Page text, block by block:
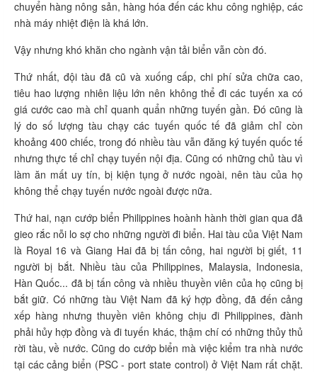
chuyển hàng nông sản, hàng hóa đến các khu công nghiệp, các
nhà máy nhiệt điện là khá lớn.
Vậy nhưng khó khăn cho ngành vận tải biển vẫn còn đó.
Thứ nhất, đội tàu đã cũ và xuống cấp, chi phí sửa chữa cao,
tiêu hao lượng nhiên liệu lớn nên không thể đi các tuyến xa có
giá cước cao mà chỉ quanh quẩn những tuyến gần. Đó cũng là
lý do số lượng tàu chạy các tuyến quốc tế đã giảm chỉ còn
khoảng 400 chiếc, trong đó nhiều tàu vẫn đăng ký tuyến quốc tế
nhưng thực tế chỉ chạy tuyến nội địa. Cũng có những chủ tàu vì
làm ăn mất uy tín, bị kiện tụng ở nước ngoài, nên tàu của họ
không thể chạy tuyến nước ngoài được nữa.
Thứ hai, nạn cướp biển Philippines hoành hành thời gian qua đã
gieo rắc nỗi lo sợ cho những người đi biển. Hai tàu của Việt Nam
là Royal 16 và Giang Hai đã bị tấn công, hai người bị giết, 11
người bị bắt. Nhiều tàu của Philippines, Malaysia, Indonesia,
Hàn Quốc... đã bị tấn công và nhiều thuyền viên của họ cũng bị
bắt giữ. Có những tàu Việt Nam đã ký hợp đồng, đã đến cảng
xếp hàng nhưng thuyền viên không chịu đi Philippines, đành
phải hủy hợp đồng và đi tuyến khác, thậm chí có những thủy thủ
rời tàu, về nước. Cũng do cướp biển mà việc kiểm tra nhà nước
tại các cảng biển (PSC - port state control) ở Việt Nam rất chặt.